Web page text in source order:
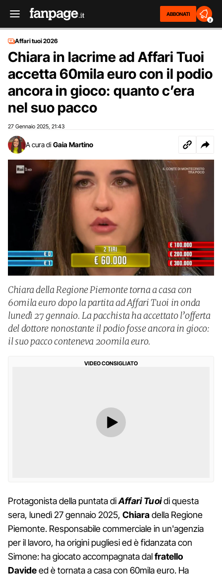
ABBONATI
2
Affari tuoi 2026
Chiara in lacrime ad Affari Tuoi
accetta 60mila euro con il podio
ancora in gioco: quanto c’era
nel suo pacco
27 Gennaio 2025 21:43
A cura di Gaia Martino
Chiara della Regione Piemonte torna a casa con
60mila euro dopo la partita ad Affari Tuoi in onda
lunedì 27 gennaio. La pacchista ha accettato l’offerta
del dottore nonostante il podio fosse ancora in gioco:
il suo pacco conteneva 200mila euro.
VIDEO CONSIGLIATO
Protagonista della puntata diAffari Tuoidi questa
sera, lunedì 27 gennaio 2025, Chiaradella Regione
Piemonte. Responsabile commerciale in un'agenzia
per il lavoro, ha origini pugliesi ed è fidanzata con
Simone: ha giocato accompagnata dalfratello
Davideed è tornata a casa con 60mila euro. Ha